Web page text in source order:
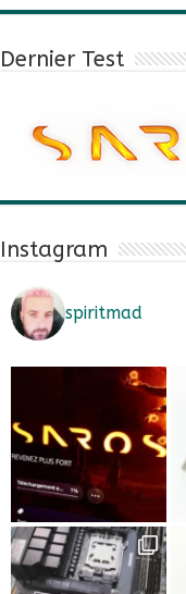
Dernier Test
Instagram
spiritmad